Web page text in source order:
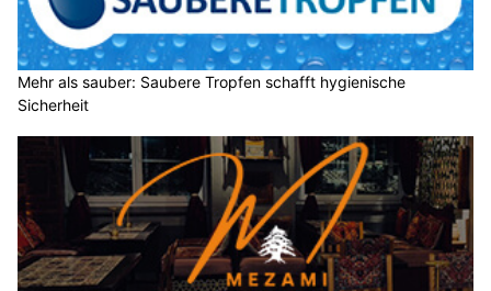
Mehr als sauber: Saubere Tropfen schafft hygienische
Sicherheit